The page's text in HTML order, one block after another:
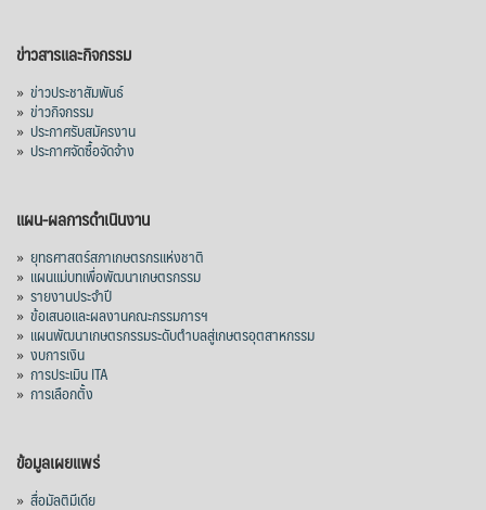
ข่าวสารและกิจกรรม
» ข่าวประชาสัมพันธ์
» ข่าวกิจกรรม
» ประกาศรับสมัครงาน
» ประกาศจัดซื้อจัดจ้าง
แผน-ผลการดำเนินงาน
» ยุทธศาสตร์สภาเกษตรกรแห่งชาติ
» แผนแม่บทเพื่อพัฒนาเกษตรกรรม
» รายงานประจำปี
» ข้อเสนอและผลงานคณะกรรมการฯ
» แผนพัฒนาเกษตรกรรมระดับตำบลสู่เกษตรอุตสาหกรรม
» งบการเงิน
» การประเมิน ITA
» การเลือกตั้ง
ข้อมูลเผยแพร่
» สื่อมัลติมีเดีย